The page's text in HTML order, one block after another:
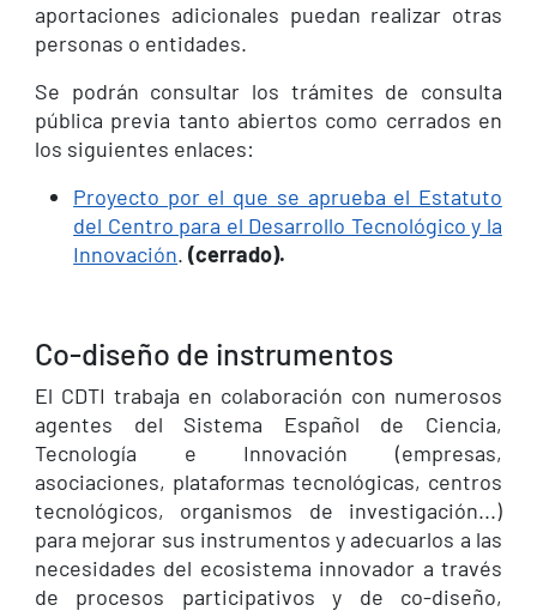
aportaciones adicionales puedan realizar otras
personas o entidades.
Se podrán consultar los trámites de consulta
pública previa tanto abiertos como cerrados en
los siguientes enlaces:
Proyecto por el que se aprueba el Estatuto
del Centro para el Desarrollo Tecnológico y la
Innovación.(cerrado).
Co-diseño de instrumentos
El CDTI trabaja en colaboración con numerosos
agentes del Sistema Español de Ciencia,
Tecnología e Innovación (empresas,
asociaciones, plataformas tecnológicas, centros
tecnológicos, organismos de investigación...)
para mejorar sus instrumentos y adecuarlos a las
necesidades del ecosistema innovador a través
de procesos participativos y de co-diseño,